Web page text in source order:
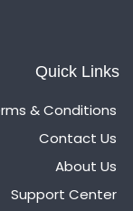
Quick Links
& Conditions
Contact Us
About Us
Support Center